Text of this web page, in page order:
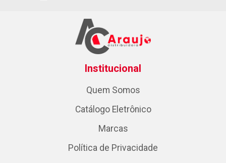
Institucional
Quem Somos
Catálogo Eletrônico
Marcas
Política de Privacidade